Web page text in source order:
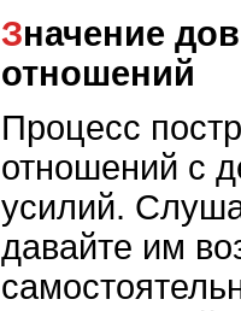
Значение доверительных
отношений
Процесс
отношений с
усилий.
давайте им